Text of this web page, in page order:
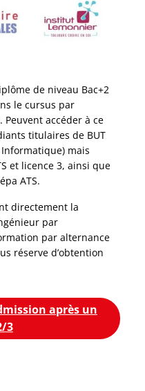
de niveau Bac+2
le cursus par
Peuvent accéder à ce
titulaires de BUT
Informatique) mais
et licence 3, ainsi que
ATS.
directement la
par
par alternance
réserve d’obtention
après un
3